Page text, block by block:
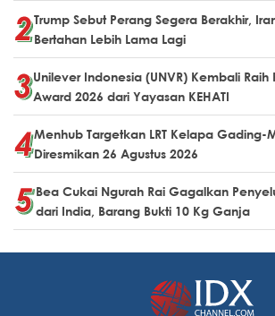
Trump Sebut Perang Segera Berakhir,
Bertahan Lebih Lama Lagi
Unilever Indonesia (UNVR) Kembali Raih
Award 2026 dari Yayasan KEHATI
Menhub Targetkan LRT Kelapa Gading-
Diresmikan 26 Agustus 2026
Bea Cukai Ngurah Rai Gagalkan
dari India, Barang Bukti 10 Kg Ganja